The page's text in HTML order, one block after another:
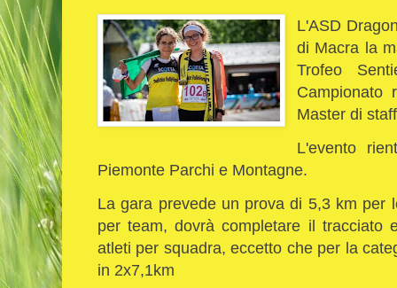
L'ASD
di Macra la
Trofeo
Campionato
Master di
L'evento
Piemonte Parchi e Montagne.
La gara prevede un prova di 5,3 km per
per team, dovrà completare il
atleti per squadra, eccetto che per la
in 2x7,1km